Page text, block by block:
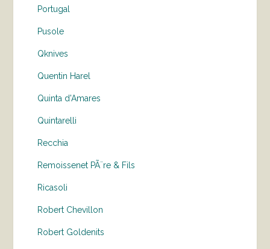
Portugal
Pusole
Qknives
Quentin Harel
Quinta d'Amares
Quintarelli
Recchia
Remoissenet PÃ¨re & Fils
Ricasoli
Robert Chevillon
Robert Goldenits